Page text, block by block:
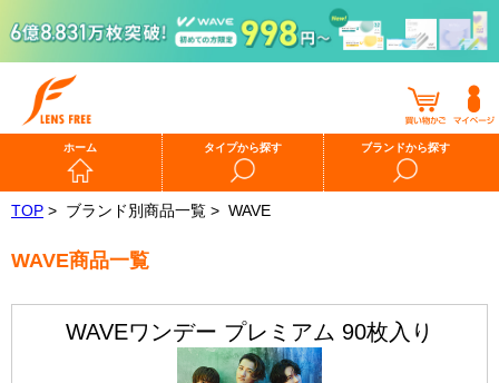
ホーム タイプから探す ブランドから探す
TOP > ブランド別商品一覧 > WAVE
WAVE商品一覧
WAVEワンデー プレミアム 90枚入り